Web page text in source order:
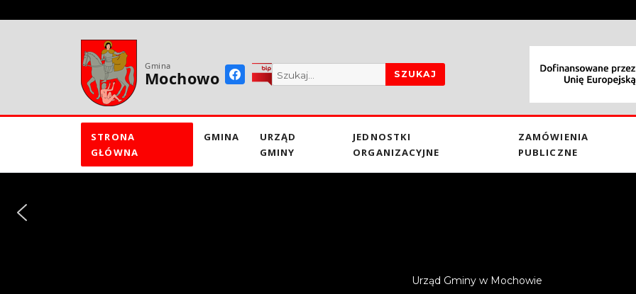
treści
Urząd Gminy w Mochowie
Gmina
Mochowo SZUKAJ
STRONA
GŁÓWNA
GMINA
URZĄD
GMINY
JEDNOSTKI
ORGANIZACYJNE
ZAMÓWIENIA
PUBLICZNE